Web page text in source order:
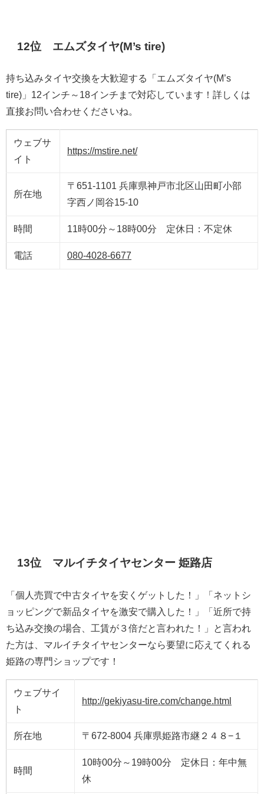
12位 エムズタイヤ(M’s tire)
持ち込みタイヤ交換を大歓迎する「エムズタイヤ(M’s
tire)」12インチ～18インチまで対応しています！詳しくは
直接お問い合わせくださいね。
ウェブサ
イト
https://mstire.net/
所在地
〒651-1101 兵庫県神戸市北区山田町小部
字西ノ岡谷15-10
時間 11時00分～18時00分 定休日：不定休
電話 080-4028-6677
13位 マルイチタイヤセンター 姫路店
「個人売買で中古タイヤを安くゲットした！」「ネットシ
ョッピングで新品タイヤを激安で購入した！」「近所で持
ち込み交換の場合、工賃が３倍だと言われた！」と言われ
た方は、マルイチタイヤセンターなら要望に応えてくれる
姫路の専門ショップです！
ウェブサイ
ト
http://gekiyasu-tire.com/change.html
所在地 〒672-8004 兵庫県姫路市継２４８−１
時間
10時00分～19時00分 定休日：年中無
休